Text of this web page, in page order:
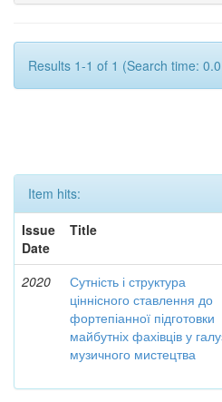
Results 1-1 of 1 (Search time:
Item hits:
Issue
Date
Title
2020
Сутність і структура
ціннісного ставлення до
фортепіанної підготовки
майбутніх фахівців у
музичного мистецтва